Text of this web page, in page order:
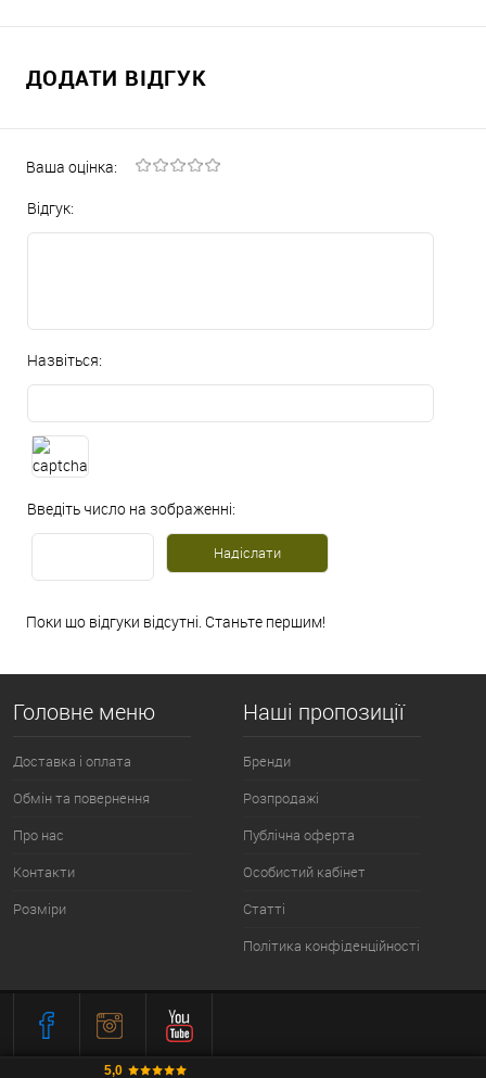
ДОДАТИ ВІДГУК
Ваша оцінка:
Відгук:
Назвіться:
Введіть число на зображенні:
Поки що відгуки відсутні. Станьте першим!
Головне меню
Доставка і оплата
Обмін та повернення
Про нас
Контакти
Розміри
Наші пропозиції
Бренди
Розпродажі
Публічна оферта
Особистий кабінет
Статті
Політика конфіденційності